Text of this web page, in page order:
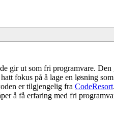
gir ut som fri programvare.
fokus på å lage en løsning
er tilgjengelig fra CodeResort
å få erfaring med fri